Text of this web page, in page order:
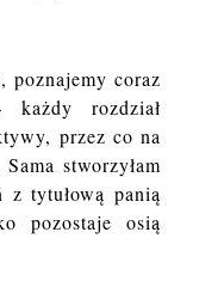
poznajemy coraz
rozdział
przez co na
stworzyłam
z tytułową panią
pozostaje osią